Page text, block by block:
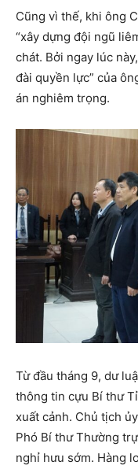
Cũng vì thế, khi ông
“xây dựng đội ngũ
chát. Bởi ngay lúc
đài quyền lực” của
án nghiêm trọng.
Từ đầu tháng 9, dư
thông tin cựu Bí thư
xuất cảnh. Chủ tịch
Phó Bí thư Thường
nghỉ hưu sớm. Hàng